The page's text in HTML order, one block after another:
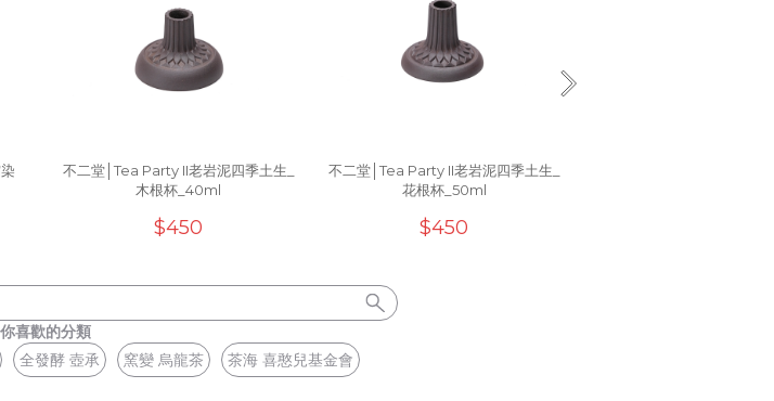
不二堂│Tea Party II老岩泥四季土生_
木根杯_40ml
$450
不二堂│Tea Party II老岩泥四季土生_
花根杯_50ml
$450
你喜歡的分類
全發酵 壺承 窯變 烏龍茶 茶海 喜憨兒基金會